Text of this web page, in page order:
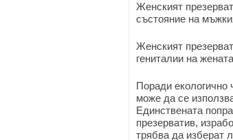
Женският
състояние на
Женският
гениталии на
Поради екологично
може да се
Единствената
презерватив,
трябва да изберат